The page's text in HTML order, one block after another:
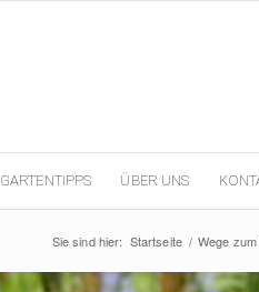
GARTENTIPPS ÜBER UNS
Sie sind hier: Startseite / Wege